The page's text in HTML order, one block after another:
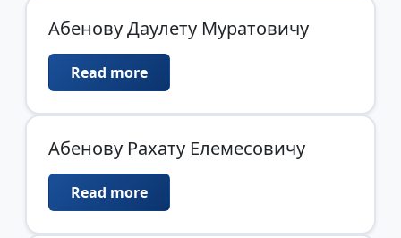
Абенову Даулету Муратовичу
Read more
Абенову Рахату Елемесовичу
Read more